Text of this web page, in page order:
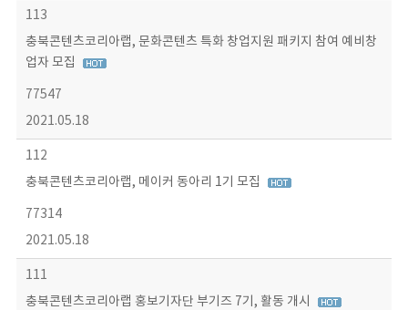
113
충북콘텐츠코리아랩, 문화콘텐츠 특화 창업지원 패키지 참여 예비창
업자 모집
77547
2021.05.18
112
충북콘텐츠코리아랩, 메이커 동아리 1기 모집
77314
2021.05.18
111
충북콘텐츠코리아랩 홍보기자단 부기즈 7기, 활동 개시